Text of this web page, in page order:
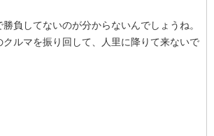
負してないのが分からないんでしょうね。
クルマを振り回して、人里に降りて来ないで